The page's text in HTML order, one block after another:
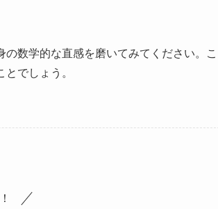
数学的な直感を磨いてみてください。こ
でしょう。